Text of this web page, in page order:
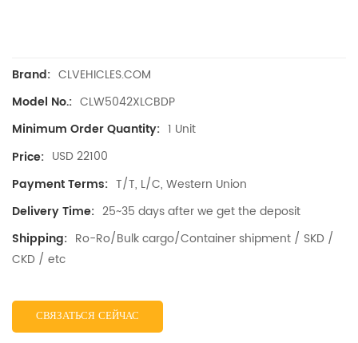
Brand: CLVEHICLES.COM
Model No.: CLW5042XLCBDP
Minimum Order Quantity: 1 Unit
Price: USD 22100
Payment Terms: T/T, L/C, Western Union
Delivery Time: 25~35 days after we get the deposit
Shipping: Ro-Ro/Bulk cargo/Container shipment / SKD /
CKD / etc
СВЯЗАТЬСЯ СЕЙЧАС